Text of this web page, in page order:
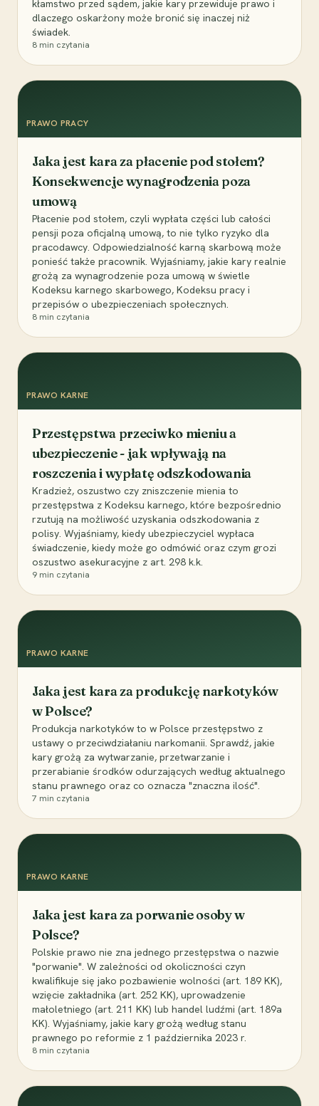
kłamstwo przed sądem, jakie kary przewiduje prawo i
dlaczego oskarżony może bronić się inaczej niż
świadek.
8 min czytania
PRAWO PRACY
Jaka jest kara za płacenie pod stołem?
Konsekwencje wynagrodzenia poza
umową
Płacenie pod stołem, czyli wypłata części lub całości
pensji poza oficjalną umową, to nie tylko ryzyko dla
pracodawcy. Odpowiedzialność karną skarbową może
ponieść także pracownik. Wyjaśniamy, jakie kary realnie
grożą za wynagrodzenie poza umową w świetle
Kodeksu karnego skarbowego, Kodeksu pracy i
przepisów o ubezpieczeniach społecznych.
8 min czytania
PRAWO KARNE
Przestępstwa przeciwko mieniu a
ubezpieczenie - jak wpływają na
roszczenia i wypłatę odszkodowania
Kradzież, oszustwo czy zniszczenie mienia to
przestępstwa z Kodeksu karnego, które bezpośrednio
rzutują na możliwość uzyskania odszkodowania z
polisy. Wyjaśniamy, kiedy ubezpieczyciel wypłaca
świadczenie, kiedy może go odmówić oraz czym grozi
oszustwo asekuracyjne z art. 298 k.k.
9 min czytania
PRAWO KARNE
Jaka jest kara za produkcję narkotyków
w Polsce?
Produkcja narkotyków to w Polsce przestępstwo z
ustawy o przeciwdziałaniu narkomanii. Sprawdź, jakie
kary grożą za wytwarzanie, przetwarzanie i
przerabianie środków odurzających według aktualnego
stanu prawnego oraz co oznacza "znaczna ilość".
7 min czytania
PRAWO KARNE
Jaka jest kara za porwanie osoby w
Polsce?
Polskie prawo nie zna jednego przestępstwa o nazwie
"porwanie". W zależności od okoliczności czyn
kwalifikuje się jako pozbawienie wolności (art. 189 KK),
wzięcie zakładnika (art. 252 KK), uprowadzenie
małoletniego (art. 211 KK) lub handel ludźmi (art. 189a
KK). Wyjaśniamy, jakie kary grożą według stanu
prawnego po reformie z 1 października 2023 r.
8 min czytania